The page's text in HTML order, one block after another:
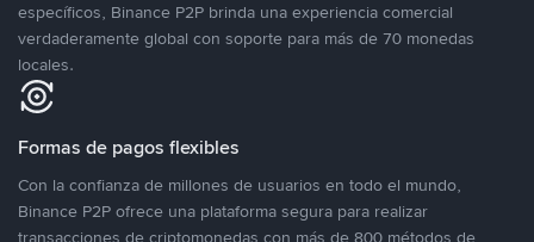
específicos, Binance P2P brinda una experiencia comercial
verdaderamente global con soporte para más de 70 monedas
locales.
Formas de pagos flexibles
Con la confianza de millones de usuarios en todo el mundo,
Binance P2P ofrece una plataforma segura para realizar
transacciones de criptomonedas con más de 800 métodos de